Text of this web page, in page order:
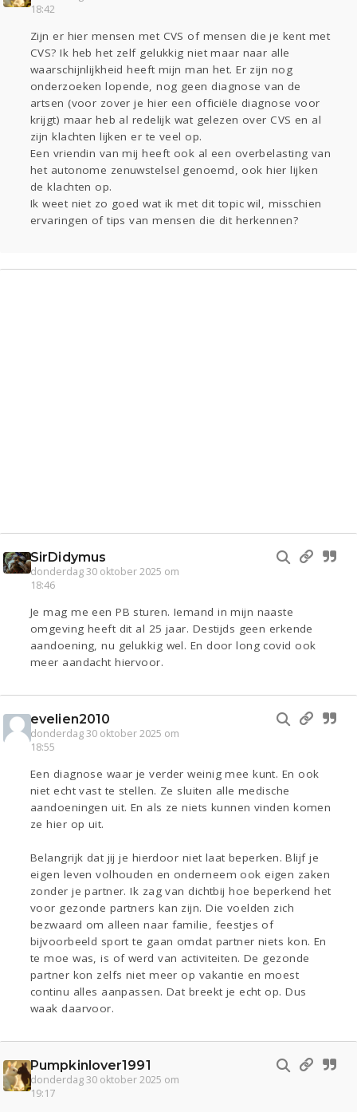
Gevraagd
Lezen
18:42
Zijn er hier mensen met CVS of mensen die je kent met
CVS? Ik heb het zelf gelukkig niet maar naar alle
waarschijnlijkheid heeft mijn man het. Er zijn nog
onderzoeken lopende, nog geen diagnose van de
artsen (voor zover je hier een officiële diagnose voor
krijgt) maar heb al redelijk wat gelezen over CVS en al
zijn klachten lijken er te veel op.
Een vriendin van mij heeft ook al een overbelasting van
het autonome zenuwstelsel genoemd, ook hier lijken
de klachten op.
Ik weet niet zo goed wat ik met dit topic wil, misschien
ervaringen of tips van mensen die dit herkennen?
SirDidymus
donderdag 30 oktober 2025 om
18:46
Je mag me een PB sturen. Iemand in mijn naaste
omgeving heeft dit al 25 jaar. Destijds geen erkende
aandoening, nu gelukkig wel. En door long covid ook
meer aandacht hiervoor.
evelien2010
donderdag 30 oktober 2025 om
18:55
Een diagnose waar je verder weinig mee kunt. En ook
niet echt vast te stellen. Ze sluiten alle medische
aandoeningen uit. En als ze niets kunnen vinden komen
ze hier op uit.
Belangrijk dat jij je hierdoor niet laat beperken. Blijf je
eigen leven volhouden en onderneem ook eigen zaken
zonder je partner. Ik zag van dichtbij hoe beperkend het
voor gezonde partners kan zijn. Die voelden zich
bezwaard om alleen naar familie, feestjes of
bijvoorbeeld sport te gaan omdat partner niets kon. En
te moe was, is of werd van activiteiten. De gezonde
partner kon zelfs niet meer op vakantie en moest
continu alles aanpassen. Dat breekt je echt op. Dus
waak daarvoor.
Pumpkinlover1991
donderdag 30 oktober 2025 om
19:17